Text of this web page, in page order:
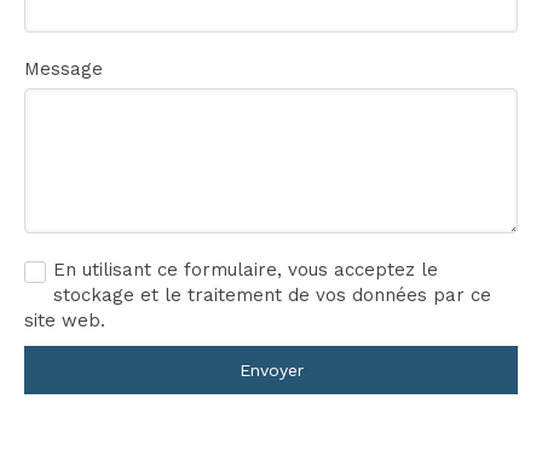
Message
En utilisant ce formulaire, vous acceptez le
stockage et le traitement de vos données par ce
site web.
Envoyer